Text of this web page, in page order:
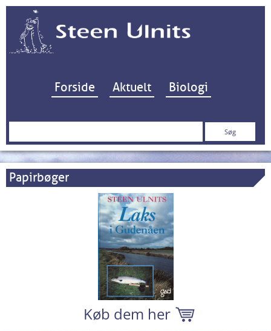
Hop til indhold
Forside Aktuelt Biologi
Søg
Papirbøger
Køb dem her